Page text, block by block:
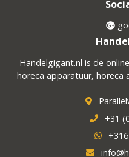
Handelgigant.nl is de
horeca apparatuur, horeca
+31